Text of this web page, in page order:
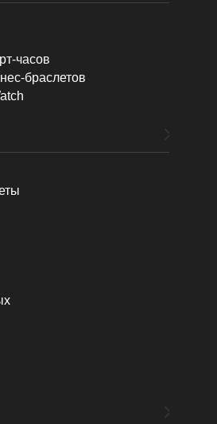
часов
браслетов